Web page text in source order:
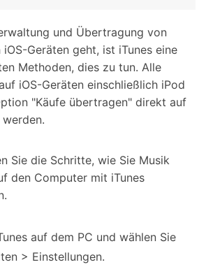
und Übertragung von
Geräten geht, ist iTunes eine
Methoden, dies zu tun. Alle
iOS-Geräten einschließlich iPod
"Käufe übertragen" direkt auf
Sie die Schritte, wie Sie Musik
den Computer mit iTunes
auf dem PC und wählen Sie
> Einstellungen.